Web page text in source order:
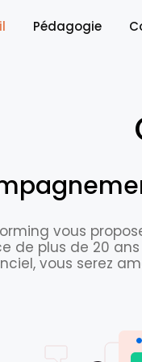
(current)
Pédagogie
vous
de plus de 20
vous serez